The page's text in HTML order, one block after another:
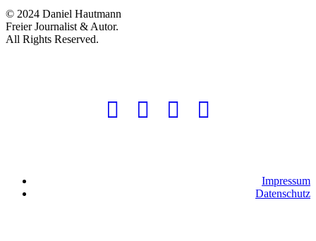
© 2024 Daniel Hautmann
Freier Journalist & Autor.
All Rights Reserved.
Impressum
Datenschutz